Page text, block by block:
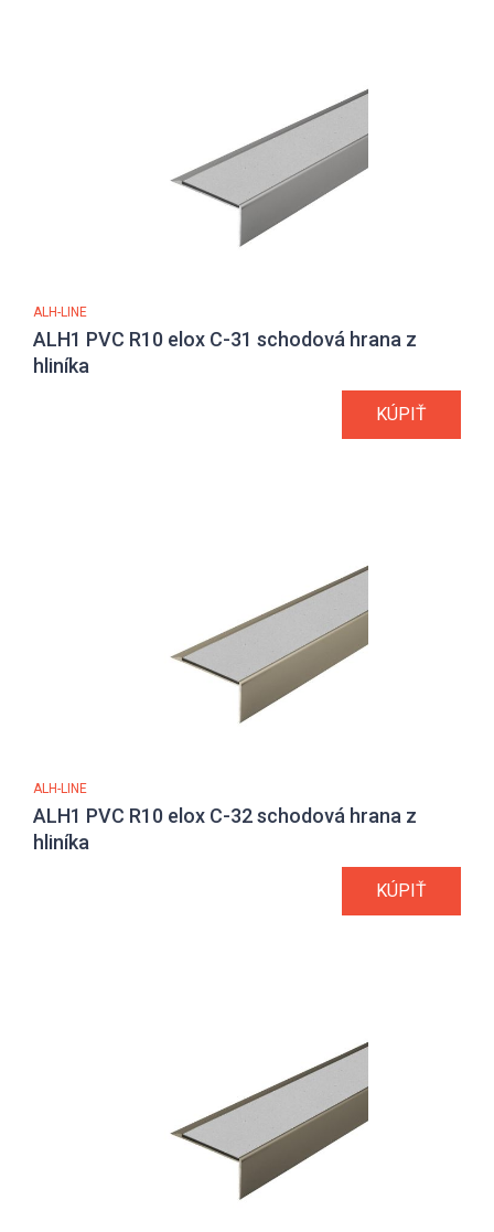
ALH-LINE
ALH1 PVC R10 elox C-31 schodová hrana z
hliníka
KÚPIŤ
ALH-LINE
ALH1 PVC R10 elox C-32 schodová hrana z
hliníka
KÚPIŤ